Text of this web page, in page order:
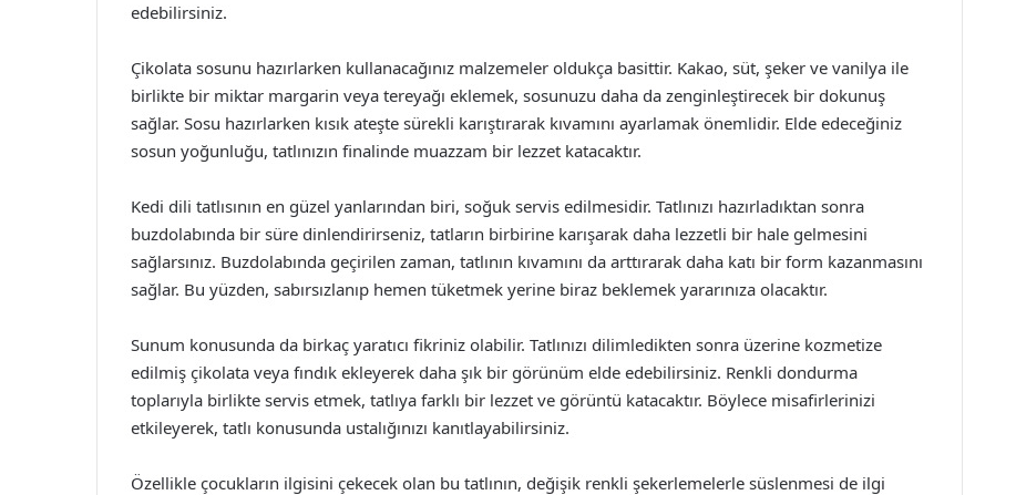
edebilirsiniz.
Çikolata sosunu hazırlarken kullanacağınız malzemeler oldukça basittir. Kakao, süt, şeker ve vanilya ile
birlikte bir miktar margarin veya tereyağı eklemek, sosunuzu daha da zenginleştirecek bir dokunuş
sağlar. Sosu hazırlarken kısık ateşte sürekli karıştırarak kıvamını ayarlamak önemlidir. Elde edeceğiniz
sosun yoğunluğu, tatlınızın finalinde muazzam bir lezzet katacaktır.
Kedi dili tatlısının en güzel yanlarından biri, soğuk servis edilmesidir. Tatlınızı hazırladıktan sonra
buzdolabında bir süre dinlendirirseniz, tatların birbirine karışarak daha lezzetli bir hale gelmesini
sağlarsınız. Buzdolabında geçirilen zaman, tatlının kıvamını da arttırarak daha katı bir form kazanmasını
sağlar. Bu yüzden, sabırsızlanıp hemen tüketmek yerine biraz beklemek yararınıza olacaktır.
Sunum konusunda da birkaç yaratıcı fikriniz olabilir. Tatlınızı dilimledikten sonra üzerine kozmetize
edilmiş çikolata veya fındık ekleyerek daha şık bir görünüm elde edebilirsiniz. Renkli dondurma
toplarıyla birlikte servis etmek, tatlıya farklı bir lezzet ve görüntü katacaktır. Böylece misafirlerinizi
etkileyerek, tatlı konusunda ustalığınızı kanıtlayabilirsiniz.
Özellikle çocukların ilgisini çekecek olan bu tatlının, değişik renkli şekerlemelerle süslenmesi de ilgi